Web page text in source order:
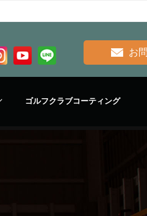
お
ゴルフクラブコーティング